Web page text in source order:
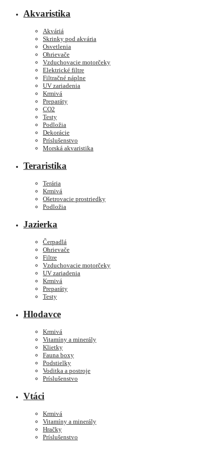
Akvaristika
Akváriá
Skrinky pod akvária
Osvetlenia
Ohrievače
Vzduchovacie motorčeky
Elektrické filtre
Filtračné náplne
UV zariadenia
Krmivá
Preparáty
CO2
Testy
Podložia
Dekorácie
Príslušenstvo
Morská akvaristika
Teraristika
Terária
Krmivá
Ošetrovacie prostriedky
Podložia
Jazierka
Čerpadlá
Ohrievače
Filtre
Vzduchovacie motorčeky
UV zariadenia
Krmivá
Preparáty
Testy
Hlodavce
Krmivá
Vitamíny a minerály
Klietky
Fauna boxy
Podstielky
Voditka a postroje
Príslušenstvo
Vtáci
Krmivá
Vitamíny a minerály
Hračky
Príslušenstvo